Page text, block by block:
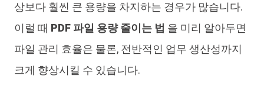
상보다 훨씬 큰 용량을 차지하는 경우가 많습니다.
이럴 때 PDF 파일 용량 줄이는 법 을 미리 알아두면
파일 관리 효율은 물론, 전반적인 업무 생산성까지
크게 향상시킬 수 있습니다.